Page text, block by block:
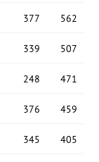
377 562
339 507
248 471
376 459
345 405